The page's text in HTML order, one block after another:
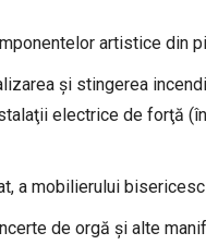
artistice din
şi stingerea
electrice de forţă
a mobilierului
de orgă şi alte